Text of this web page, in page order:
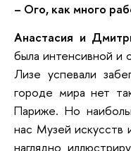
– Ого, как много
Анастасия и
была интенсивной
Лизе успевали
городе мира нет
Париже. Но
нас Музей искусств
наглядно